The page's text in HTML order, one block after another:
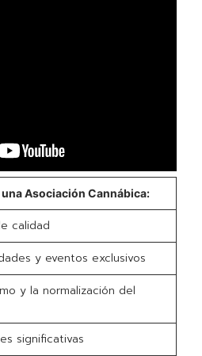
Asociación Cannábica:
calidad
y eventos exclusivos
y la normalización del
significativas